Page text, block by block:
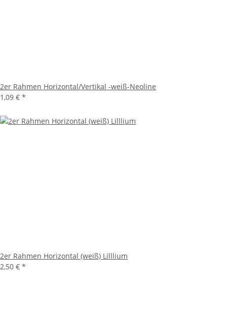
2er Rahmen Horizontal/Vertikal -weiß-Neoline
1,09 € *
2er Rahmen Horizontal (weiß) Lilllium
2,50 € *